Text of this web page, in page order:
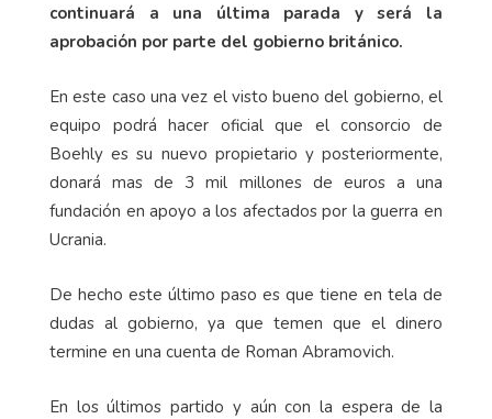
continuará a una última parada y será la
aprobación por parte del gobierno británico.
En este caso una vez el visto bueno del gobierno, el
equipo podrá hacer oficial que el consorcio de
Boehly es su nuevo propietario y posteriormente,
donará mas de 3 mil millones de euros a una
fundación en apoyo a los afectados por la guerra en
Ucrania.
De hecho este último paso es que tiene en tela de
dudas al gobierno, ya que temen que el dinero
termine en una cuenta de Roman Abramovich.
En los últimos partido y aún con la espera de la